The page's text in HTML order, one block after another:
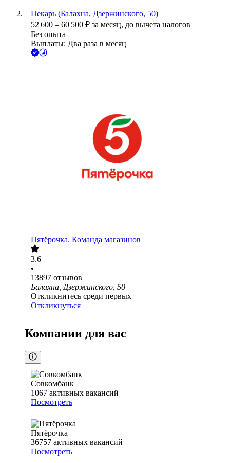
Пекарь (Балахна, Дзержинского, 50)
52 600 – 60 500 ₽ за месяц, до вычета налогов
Без опыта
Выплаты: Два раза в месяц
Пятёрочка. Команда магазинов
3.6
•
13897 отзывов
Балахна, Дзержинского, 50
Откликнитесь среди первых
Откликнуться
Компании для вас
Совкомбанк
1067 активных вакансий
Посмотреть
Пятёрочка
36757 активных вакансий
Посмотреть